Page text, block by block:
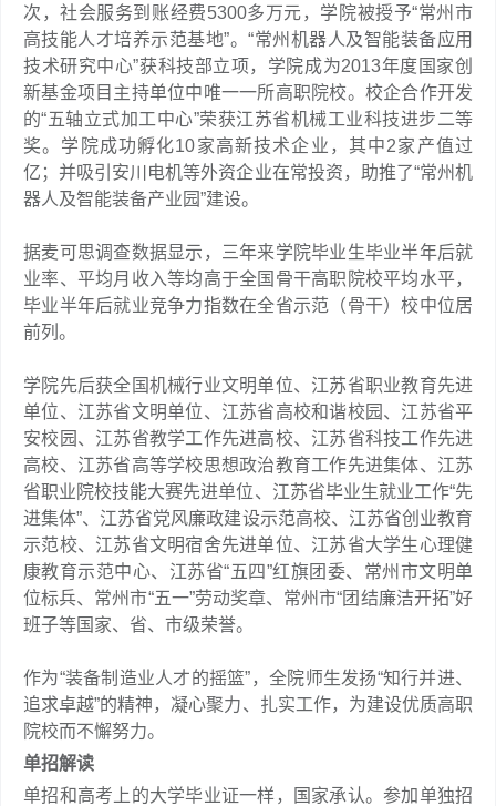
次，社会服务到账经费5300多万元，学院被授予“常州市
高技能人才培养示范基地”。“常州机器人及智能装备应用
技术研究中心”获科技部立项，学院成为2013年度国家创
新基金项目主持单位中唯一一所高职院校。校企合作开发
的“五轴立式加工中心”荣获江苏省机械工业科技进步二等
奖。学院成功孵化10家高新技术企业，其中2家产值过
亿；并吸引安川电机等外资企业在常投资，助推了“常州机
器人及智能装备产业园”建设。
据麦可思调查数据显示，三年来学院毕业生毕业半年后就
业率、平均月收入等均高于全国骨干高职院校平均水平，
毕业半年后就业竞争力指数在全省示范（骨干）校中位居
前列。
学院先后获全国机械行业文明单位、江苏省职业教育先进
单位、江苏省文明单位、江苏省高校和谐校园、江苏省平
安校园、江苏省教学工作先进高校、江苏省科技工作先进
高校、江苏省高等学校思想政治教育工作先进集体、江苏
省职业院校技能大赛先进单位、江苏省毕业生就业工作“先
进集体”、江苏省党风廉政建设示范高校、江苏省创业教育
示范校、江苏省文明宿舍先进单位、江苏省大学生心理健
康教育示范中心、江苏省“五四”红旗团委、常州市文明单
位标兵、常州市“五一”劳动奖章、常州市“团结廉洁开拓”好
班子等国家、省、市级荣誉。
作为“装备制造业人才的摇篮”，全院师生发扬“知行并进、
追求卓越”的精神，凝心聚力、扎实工作，为建设优质高职
院校而不懈努力。
单招解读
单招和高考上的大学毕业证一样，国家承认。参加单独招